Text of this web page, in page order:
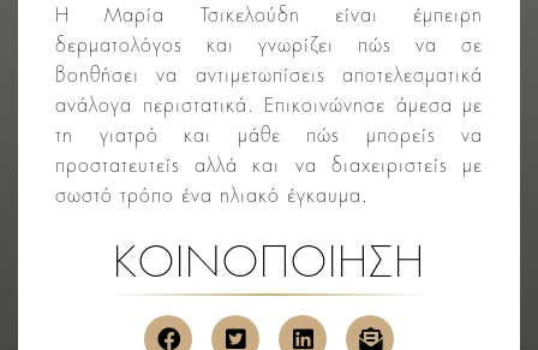
Η Μαρία Τσικελούδη είναι έμπειρη
δερματολόγος και γνωρίζει πώς να σε
βοηθήσει να αντιμετωπίσεις αποτελεσματικά
ανάλογα περιστατικά. Επικοινώνησε άμεσα με
τη γιατρό και μάθε πώς μπορείς να
προστατευτείς αλλά και να διαχειριστείς με
σωστό τρόπο ένα ηλιακό έγκαυμα.
ΚΟΙΝΟΠΟΙΗΣΗ
κοινοποίηση στο facebook
κοινοποίηση στο twitter
κοινοποίηση στο
αποστολή